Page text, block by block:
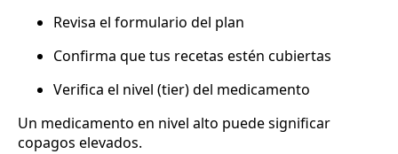
Revisa el formulario del plan
Confirma que tus recetas estén cubiertas
Verifica el nivel (tier) del medicamento
Un medicamento en nivel alto puede significar
copagos elevados.